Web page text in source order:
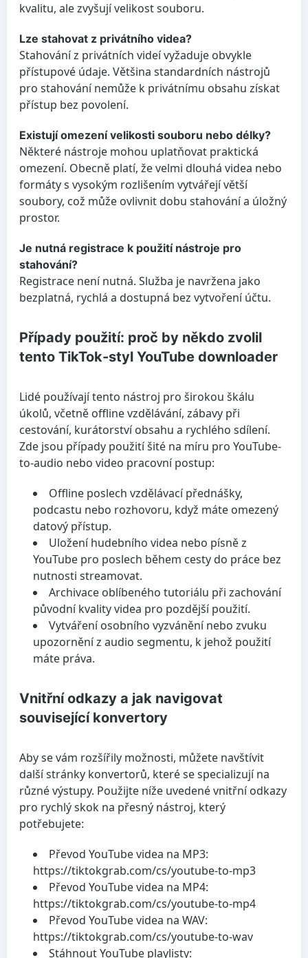
kvalitu, ale zvyšují velikost souboru.
Lze stahovat z privátního videa?
Stahování z privátních videí vyžaduje obvykle
přístupové údaje. Většina standardních nástrojů
pro stahování nemůže k privátnímu obsahu získat
přístup bez povolení.
Existují omezení velikosti souboru nebo délky?
Některé nástroje mohou uplatňovat praktická
omezení. Obecně platí, že velmi dlouhá videa nebo
formáty s vysokým rozlišením vytvářejí větší
soubory, což může ovlivnit dobu stahování a úložný
prostor.
Je nutná registrace k použití nástroje pro
stahování?
Registrace není nutná. Služba je navržena jako
bezplatná, rychlá a dostupná bez vytvoření účtu.
Případy použití: proč by někdo zvolil
tento TikTok-styl YouTube downloader
Lidé používají tento nástroj pro širokou škálu
úkolů, včetně offline vzdělávání, zábavy při
cestování, kurátorství obsahu a rychlého sdílení.
Zde jsou případy použití šité na míru pro YouTube-
to-audio nebo video pracovní postup:
Offline poslech vzdělávací přednášky,
podcastu nebo rozhovoru, když máte omezený
datový přístup.
Uložení hudebního videa nebo písně z
YouTube pro poslech během cesty do práce bez
nutnosti streamovat.
Archivace oblíbeného tutoriálu při zachování
původní kvality videa pro pozdější použití.
Vytváření osobního vyzvánění nebo zvuku
upozornění z audio segmentu, k jehož použití
máte práva.
Vnitřní odkazy a jak navigovat
související konvertory
Aby se vám rozšířily možnosti, můžete navštívit
další stránky konvertorů, které se specializují na
různé výstupy. Použijte níže uvedené vnitřní odkazy
pro rychlý skok na přesný nástroj, který
potřebujete:
Převod YouTube videa na MP3:
https://tiktokgrab.com/cs/youtube-to-mp3
Převod YouTube videa na MP4:
https://tiktokgrab.com/cs/youtube-to-mp4
Převod YouTube videa na WAV:
https://tiktokgrab.com/cs/youtube-to-wav
Stáhnout YouTube playlisty: